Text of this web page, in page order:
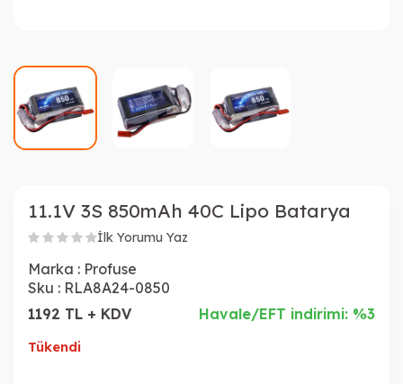
11.1V 3S 850mAh 40C Lipo Batarya
İlk Yorumu Yaz
Marka : Profuse
Sku : RLA8A24-0850
1192 TL + KDV
Havale/EFT indirimi: %3
Tükendi